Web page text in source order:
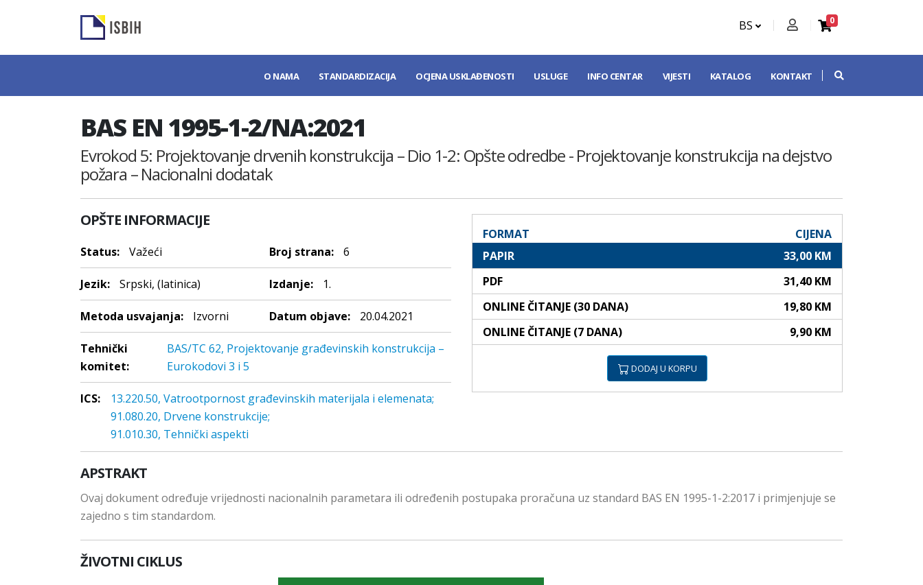
BS 0
O NAMA STANDARDIZACIJA OCJENA USKLAĐENOSTI USLUGE INFO CENTAR VIJESTI KATALOG KONTAKT
BAS EN 1995-1-2/NA:2021
Evrokod 5: Projektovanje drvenih konstrukcija – Dio 1-2: Opšte odredbe - Projektovanje konstrukcija na dejstvo
požara – Nacionalni dodatak
OPŠTE INFORMACIJE
Status: Važeći Broj strana: 6
Jezik: Srpski, (latinica) Izdanje: 1.
Metoda usvajanja: Izvorni Datum objave: 20.04.2021
Tehnički
komitet:
BAS/TC 62, Projektovanje građevinskih konstrukcija –
Eurokodovi 3 i 5
ICS:
13.220.50, Vatrootpornost građevinskih materijala i elemenata;
91.080.20, Drvene konstrukcije;
91.010.30, Tehnički aspekti
FORMAT
CIJENA
PAPIR
33,00 KM
PDF
31,40 KM
ONLINE ČITANJE (30 DANA)
19,80 KM
ONLINE ČITANJE (7 DANA)
9,90 KM
DODAJ U KORPU
APSTRAKT
Ovaj dokument određuje vrijednosti nacionalnih parametara ili određenih postupaka proračuna uz standard BAS EN 1995-1-2:2017 i primjenjuje se
zajedno s tim standardom.
ŽIVOTNI CIKLUS